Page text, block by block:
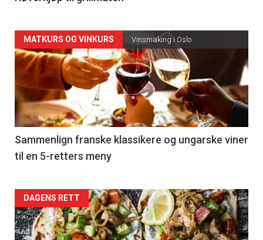
Forsiden
akkurat
nå
-
5
MATKURS OG VINKURS Vinsmaking i Oslo
Sammenlign franske klassikere og ungarske viner
til en 5-retters meny
Forsiden
akkurat
DAGENS RETT